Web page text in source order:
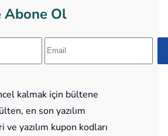
Abone Ol
kalmak için bültene
en son yazılım
yazılım kupon kodları